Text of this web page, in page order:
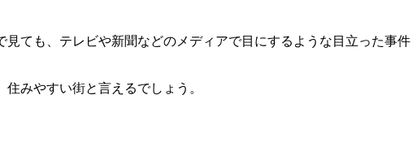
ても、テレビや新聞などのメディアで目にするような目立った事件
みやすい街と言えるでしょう。